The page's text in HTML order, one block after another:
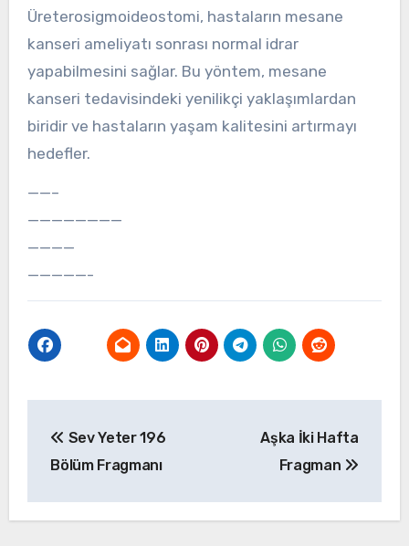
Üreterosigmoideostomi, hastaların mesane
kanseri ameliyatı sonrası normal idrar
yapabilmesini sağlar. Bu yöntem, mesane
kanseri tedavisindeki yenilikçi yaklaşımlardan
biridir ve hastaların yaşam kalitesini artırmayı
hedefler.
——–
————————
————
—————-
gezinmesi
Sev Yeter 196
Bölüm Fragmanı
Aşka İki Hafta
Fragman